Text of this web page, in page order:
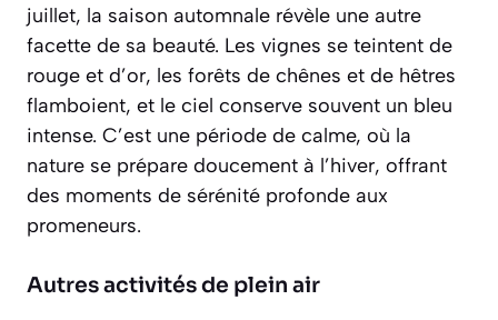
juillet, la saison automnale révèle une autre
facette de sa beauté. Les vignes se teintent de
rouge et d’or, les forêts de chênes et de hêtres
flamboient, et le ciel conserve souvent un bleu
intense. C’est une période de calme, où la
nature se prépare doucement à l’hiver, offrant
des moments de sérénité profonde aux
promeneurs.
Autres activités de plein air